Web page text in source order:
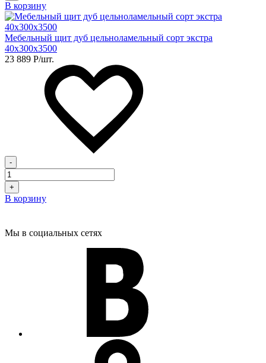
В корзину
Мебельный щит дуб цельноламельный сорт экстра
40х300х3500
23 889 Р/шт.
-
+
В корзину
Мы в социальных сетях